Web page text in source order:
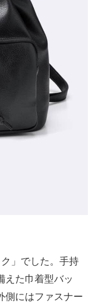
」でした。手持
えた巾着型バッ
側にはファスナー